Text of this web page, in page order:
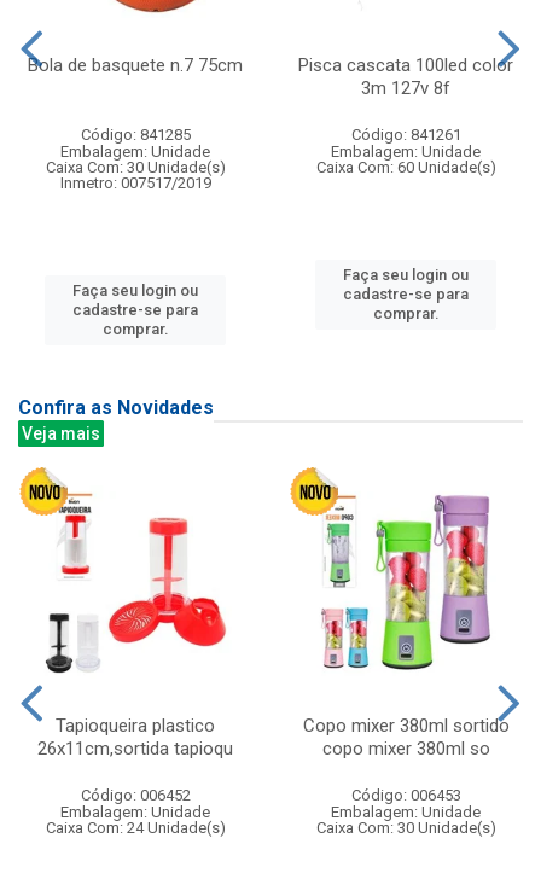
Bola de basquete n.7 75cm
Código: 841285
Embalagem: Unidade
Caixa Com: 30 Unidade(s)
Inmetro: 007517/2019
Faça seu login ou
cadastre-se para
comprar.
Pisca cascata 100led color
3m 127v 8f
Código: 841261
Embalagem: Unidade
Caixa Com: 60 Unidade(s)
Faça seu login ou
cadastre-se para
comprar.
Confira as Novidades
Veja mais
Tapioqueira plastico
26x11cm,sortida tapioqu
Código: 006452
Embalagem: Unidade
Caixa Com: 24 Unidade(s)
Copo mixer 380ml sortido
copo mixer 380ml so
Código: 006453
Embalagem: Unidade
Caixa Com: 30 Unidade(s)